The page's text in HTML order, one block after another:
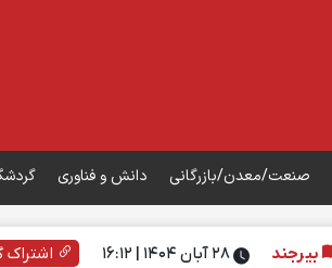
صنعت/معدن/بازرگانی دانش و فناوری
بیرجند ۲۸ آبان ۱۴۰۴ | 16:12 اشتراک